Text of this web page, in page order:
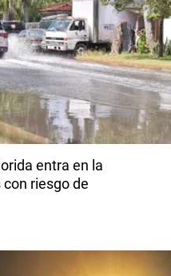
entra en la
riesgo de